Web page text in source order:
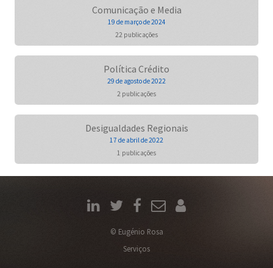
Comunicação e Media
19 de março de 2024
22 publicações
Política Crédito
29 de agosto de 2022
2 publicações
Desigualdades Regionais
17 de abril de 2022
1 publicações
© Eugénio Rosa
Serviços